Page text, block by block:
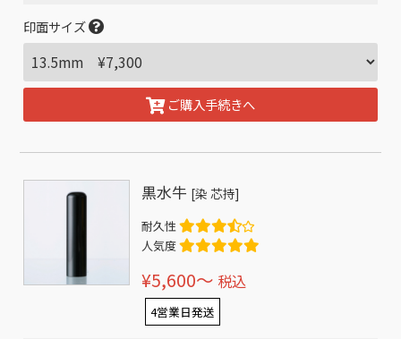
印面サイズ
ご購入手続きへ
黒水牛 [染 芯持]
耐久性
人気度
¥5,600〜 税込
4営業日発送